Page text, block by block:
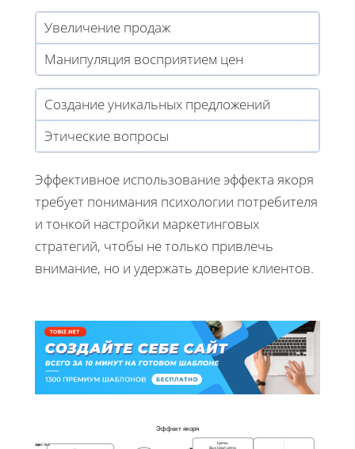
Увеличение продаж
Манипуляция восприятием цен
Создание уникальных предложений
Этические вопросы
Эффективное использование эффекта якоря
требует понимания психологии потребителя
и тонкой настройки маркетинговых
стратегий, чтобы не только привлечь
внимание, но и удержать доверие клиентов.
Эффект якоря
Цены
Высокая цена
Преимущества
Риски